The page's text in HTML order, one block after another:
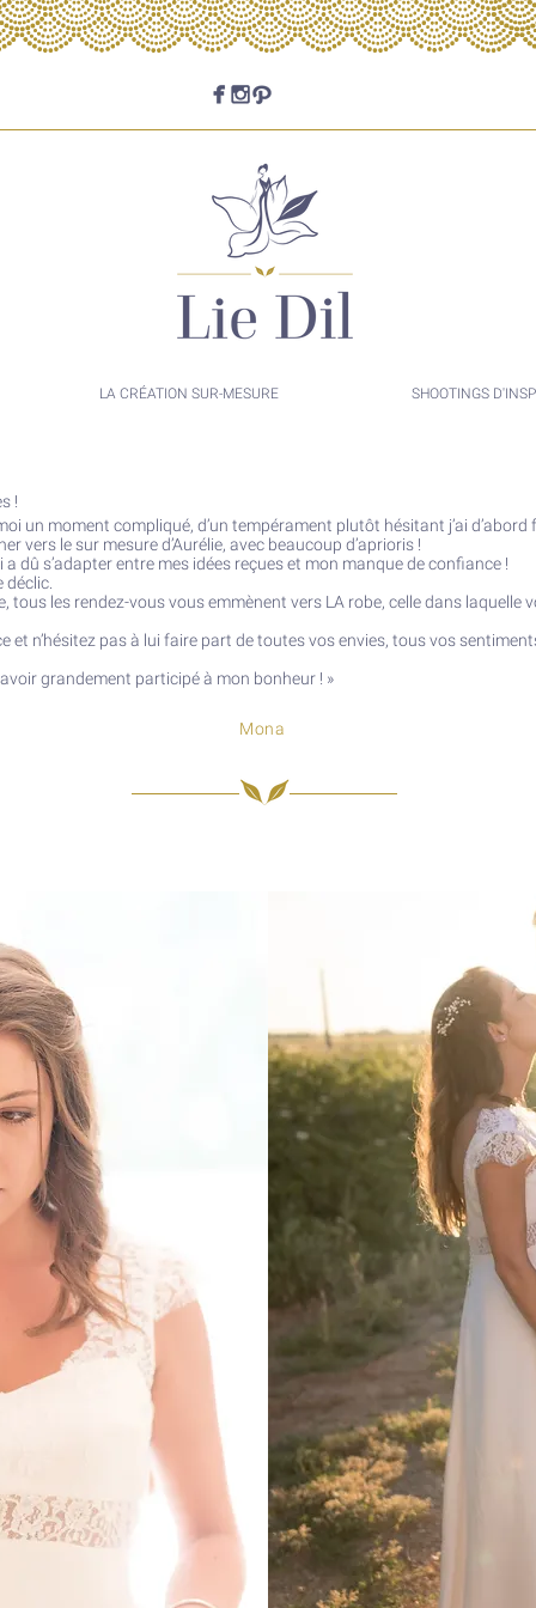
LA CRÉATION SUR-MESURE SHOOTINGS
!
un moment compliqué, d’un tempérament plutôt hésitant j’ai
vers le sur mesure d’Aurélie, avec beaucoup d’aprioris !
dû s’adapter entre mes idées reçues et mon manque de confiance !
déclic.
tous les rendez-vous vous emmènent vers LA robe, celle dans laquelle
et n’hésitez pas à lui faire part de toutes vos envies, tous vos
grandement participé à mon bonheur ! »
Mona